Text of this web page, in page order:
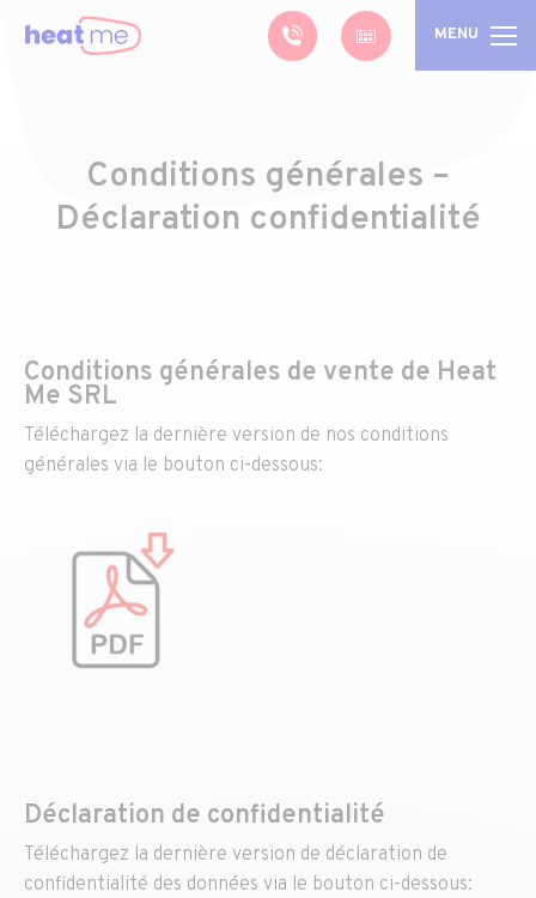
MENU
Conditions générales –
Déclaration confidentialité
Conditions générales de vente de Heat
Me SRL
Téléchargez la dernière version de nos conditions
générales via le bouton ci-dessous:
Déclaration de confidentialité
Téléchargez la dernière version de déclaration de
confidentialité des données via le bouton ci-dessous: